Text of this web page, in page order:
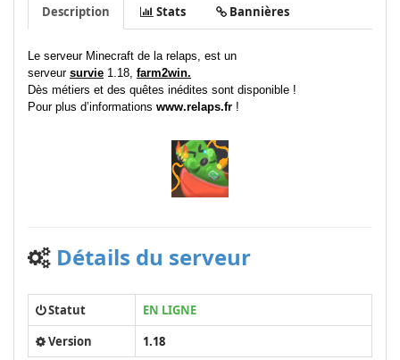
Description Stats Bannières
Le serveur Minecraft de la relaps, est un
serveur survie 1.18, farm2win.
Dès métiers et des quêtes inédites sont disponible !
Pour plus d’informations www.relaps.fr !
Détails du serveur
Statut
EN LIGNE
Version
1.18